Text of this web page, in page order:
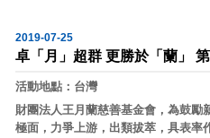
2019-07-25
卓「月」超群 更勝於「蘭」
活動地點：台灣
財團法人王月蘭慈善基金會，為鼓勵
極面，力爭上游，出類拔萃，具表率